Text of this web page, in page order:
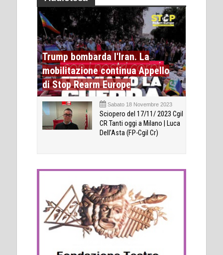
Trump bombarda l'Iran. La
mobilitazione continua Appello
di Stop Rearm Europe
Sabato 18 Novembre 2023
Sciopero del 17/11/ 2023 Cgil
CR Tanti oggi a Milano | Luca
Dell’Asta (FP-Cgil Cr)